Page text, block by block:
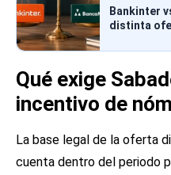
Bankinter
distinta
Qué exige
incentivo de
La base legal de la oferta
cuenta dentro del periodo